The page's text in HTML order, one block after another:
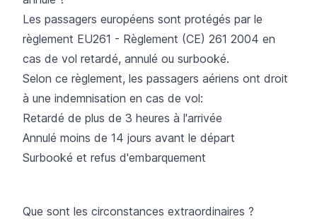
Les passagers européens sont protégés par le
règlement EU261 - Règlement (CE) 261 2004 en
cas de vol retardé, annulé ou surbooké.
Selon ce règlement, les passagers aériens ont droit
à une indemnisation en cas de vol:
Retardé de plus de 3 heures à l'arrivée
Annulé moins de 14 jours avant le départ
Surbooké et refus d'embarquement
Que sont les circonstances extraordinaires ?